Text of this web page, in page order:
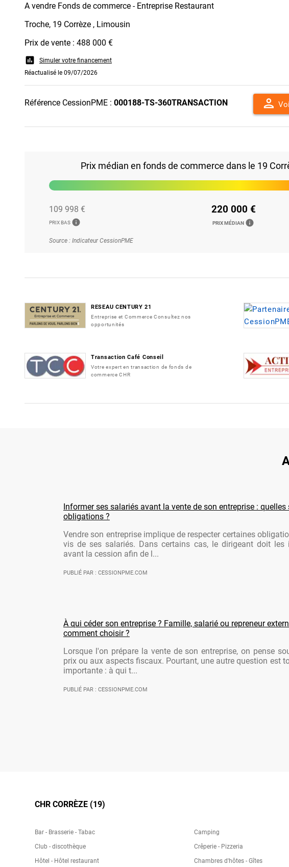
A vendre Fonds de commerce - Entreprise Restaurant
Troche, 19 Corrèze , Limousin
Prix de vente : 488 000 €
assessment
Simuler votre financement
Réactualisé le 09/07/2026
Référence CessionPME : 000188-TS-360TRANSACTION person
Prix médian en fonds de commerce dans le 19
109 998 €
PRIX BAS info
220 000 €
PRIX MÉDIAN info
Source : Indicateur CessionPME
RESEAU CENTURY 21
Entreprise et Commerce Consultez nos
opportunités
Transaction Café Conseil
Votre expert en transaction de fonds de
commerce CHR
Informer ses salariés avant la vente de son entreprise : quelles
obligations ?
Vendre son entreprise implique de respecter certaines
vis de ses salariés. Dans certains cas, le dirigeant doit les
avant la cession afin de l...
PUBLIÉ PAR : CESSIONPME.COM
À qui céder son entreprise ? Famille, salarié ou repreneur
comment choisir ?
Lorsque l'on prépare la vente de son entreprise, on pense
prix ou aux aspects fiscaux. Pourtant, une autre question est
importante : à qui t...
PUBLIÉ PAR : CESSIONPME.COM
CHR CORRÈZE (19)
Bar - Brasserie - Tabac
Camping
Club - discothèque
Crêperie - Pizzeria
Hôtel - Hôtel restaurant
Chambres d'hôtes - Gîtes